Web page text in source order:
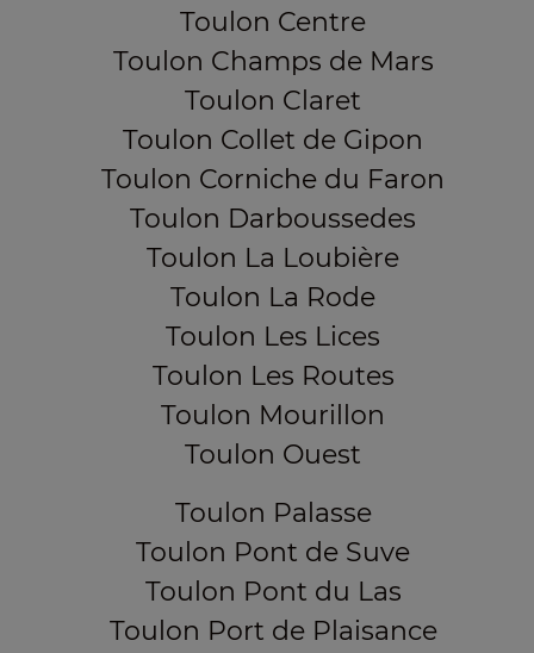
Toulon Centre
Toulon Champs de Mars
Toulon Claret
Toulon Collet de Gipon
Toulon Corniche du Faron
Toulon Darboussedes
Toulon La Loubière
Toulon La Rode
Toulon Les Lices
Toulon Les Routes
Toulon Mourillon
Toulon Ouest
Toulon Palasse
Toulon Pont de Suve
Toulon Pont du Las
Toulon Port de Plaisance